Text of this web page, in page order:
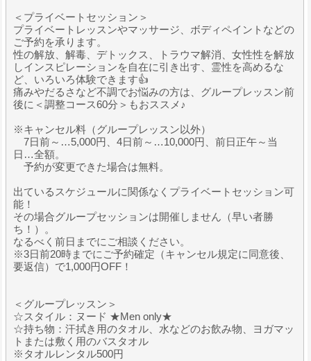
＜プライベートセッション＞
プライベートレッスンやマッサージ、ボディペイントなどの
ご予約を承ります。
性の解放、解毒、デトックス、トラウマ解消、女性性を解放
しインスピレーションを自在に引き出す、霊性を高めるな
ど、いろいろ体験できます👍
痛みやだるさなど不調でお悩みの方は、グループレッスン前
後に＜調整コース60分＞もおススメ♪
※キャンセル料（グループレッスン以外）
7日前～…5,000円、4日前～…10,000円、前日正午～当
日…全額。
予約が変更できた場合は無料。
出ているスケジュールに関係なくプライベートセッション可
能！
その場合グループセッションは開催しません（早い者勝
ち！）。
なるべく前日までにご相談ください。
※3日前20時までにご予約確定（キャンセル規定に同意後、
要返信）で1,000円OFF！
＜グループレッスン＞
☆スタイル：ヌード ★Men only★
☆持ち物：汗拭き用のタオル、水などのお飲み物、ヨガマッ
トまたは敷く用のバスタオル
※タオルレンタル500円